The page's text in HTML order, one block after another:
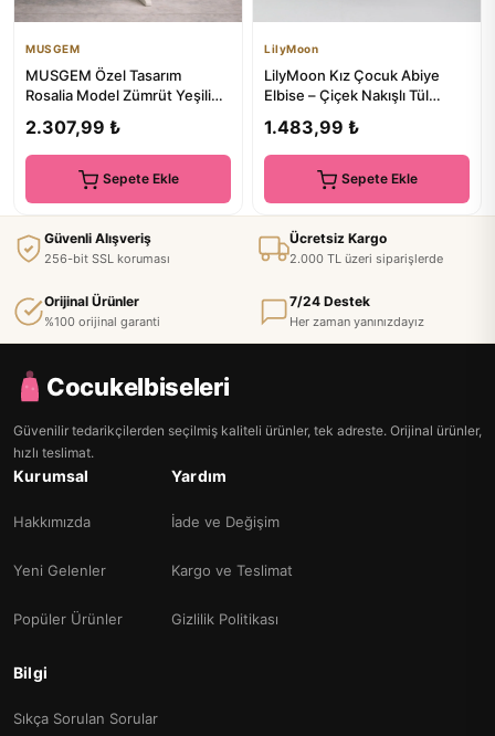
MUSGEM
MUSGEM Özel Tasarım
Rosalia Model Zümrüt Yeşili
Deta...
2.307,99 ₺
Sepete Ekle
LilyMoon
LilyMoon Kız Çocuk Abiye
Elbise – Çiçek Nakışlı Tül
1.483,99 ₺
Sepete Ekle
Güvenli Alışveriş
256-bit SSL koruması
Ücretsiz Kargo
2.000 TL üzeri siparişlerde
Orijinal Ürünler
%100 orijinal garanti
7/24 Destek
Her zaman yanınızdayız
Cocukelbiseleri
Güvenilir tedarikçilerden seçilmiş kaliteli ürünler, tek adreste. Orijinal ürünler,
hızlı teslimat.
Kurumsal
Hakkımızda
Yeni Gelenler
Popüler Ürünler
Yardım
İade ve Değişim
Kargo ve Teslimat
Gizlilik Politikası
Bilgi
Sıkça Sorulan Sorular